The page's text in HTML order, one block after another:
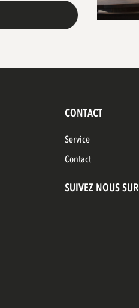
CONTACT
Service
Contact
SUIVEZ NOUS SUR